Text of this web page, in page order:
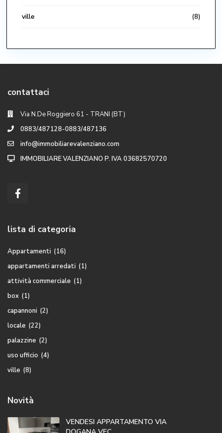
ville (8)
contattaci
Via N.De Roggiero 61 - TRANI (BT)
0883/487128-0883/487136
info@immobiliarevalenziano.com
IMMOBILIARE VALENZIANO P. IVA 03682570720
lista di categoria
Appartamenti (16)
appartamenti arredati (1)
attività commerciale (1)
box (1)
capannoni (2)
locale (22)
palazzine (2)
uso ufficio (4)
ville (8)
Novità
VENDESI APPARTAMENTO VIA